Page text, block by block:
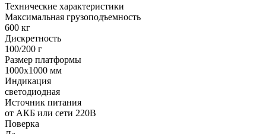
Технические характеристики
Максимальная грузоподъемность
600 кг
Дискретность
100/200 г
Размер платформы
1000х1000 мм
Индикация
светодиодная
Источник питания
от АКБ или сети 220В
Поверка